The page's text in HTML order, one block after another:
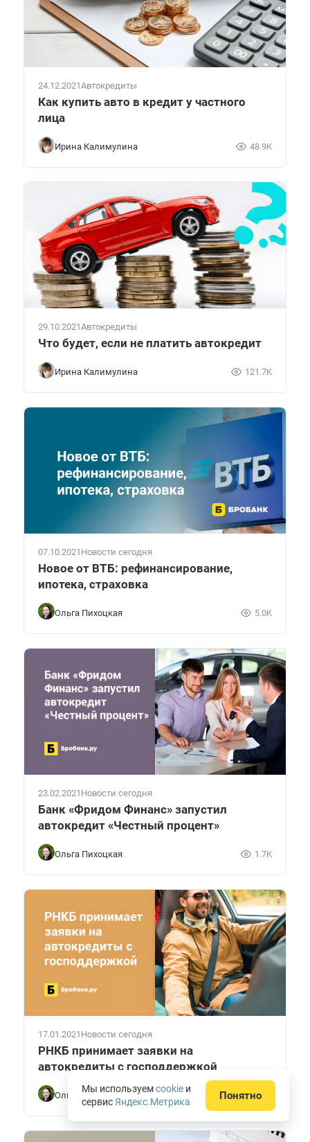
24.12.2021Автокредиты
Как купить авто в кредит у частного
лица
Ирина Калимулина 48.9K
29.10.2021Автокредиты
Что будет, если не платить автокредит
Ирина Калимулина 121.7K
07.10.2021 Новости сегодня
Новое от ВТБ: рефинансирование,
ипотека, страховка
Ольга Пихоцкая 5.0K
23.02.2021 Новости сегодня
Банк «Фридом Финанс» запустил
автокредит «Честный процент»
Ольга Пихоцкая 1.7K
17.01.2021 Новости сегодня
РНКБ принимает заявки на
автокредиты с господдержкой
Ольга Пихоцкая 3.1K
Мы используемcookie и
сервис Яндекс.Метрика Понятно